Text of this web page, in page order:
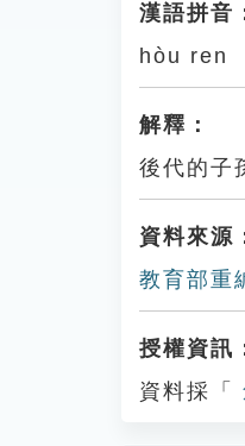
漢語拼音
hòu ren
解釋：
後代的子
資料來源
教育部重
授權資訊
資料採「